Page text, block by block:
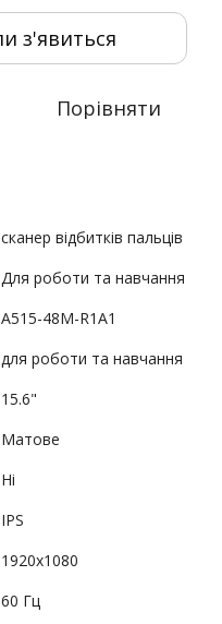
з'явиться
Порівняти
сканер відбитків пальців
Для роботи та навчання
A515-48M-R1A1
для роботи та навчання
15.6"
Матове
Ні
IPS
1920x1080
60 Гц